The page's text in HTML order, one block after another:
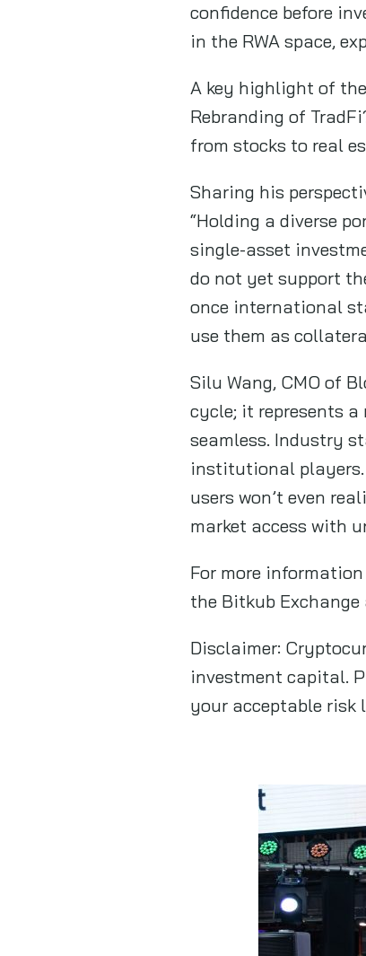
confidence before
in the RWA space,
A key highlight of
Rebranding of
from stocks to real
Sharing his
“Holding a diverse
single-asset
do not yet support
once international
use them as
Silu Wang, CMO of
cycle; it represents
seamless. Industry
institutional
users won’t even
market access with
For more
the Bitkub
Disclaimer:
investment capital.
your acceptable risk